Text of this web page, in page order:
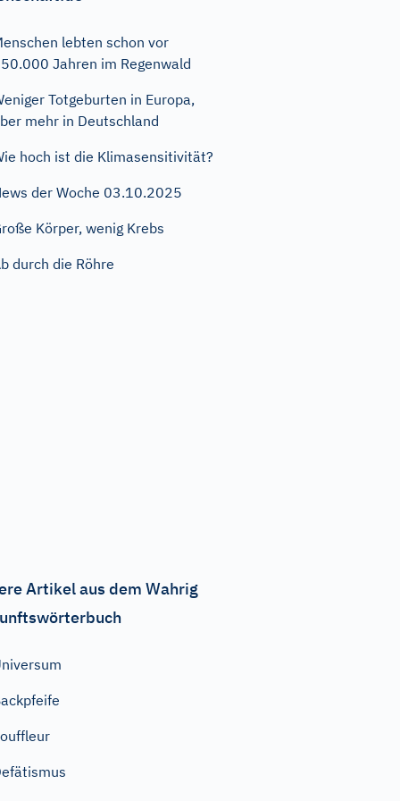
lebten schon vor
Jahren im Regenwald
Totgeburten in Europa,
mehr in Deutschland
hoch ist die Klimasensitivität?
der Woche 03.10.2025
Körper, wenig Krebs
durch die Röhre
Artikel aus dem Wahrig